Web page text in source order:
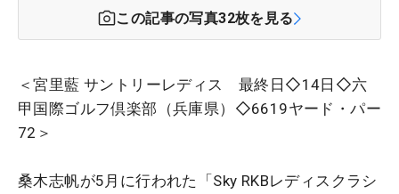
この記事の写真32枚を見る
＜宮里藍 サントリーレディス 最終日◇14日◇六
甲国際ゴルフ倶楽部（兵庫県）◇6619ヤード・パー
72＞
桑木志帆が5月に行われた「Sky RKBレディスクラシ